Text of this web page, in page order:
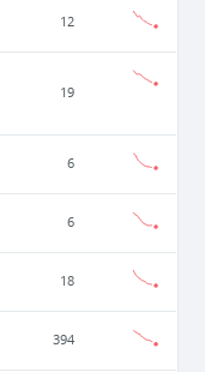
12
19
6
6
18
394